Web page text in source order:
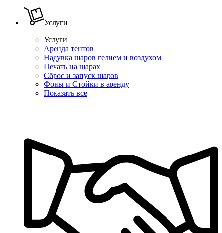
Услуги
Услуги
Аренда тентов
Надувка шаров гелием и воздухом
Печать на шарах
Сброс и запуск шаров
Фоны и Стойки в аренду
Показать все